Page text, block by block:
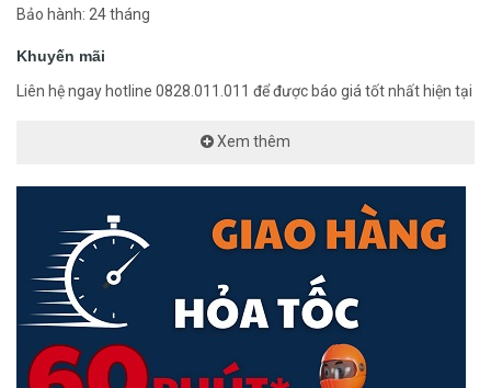
Bảo hành: 24 tháng
Khuyến mãi
Liên hệ ngay hotline 0828.011.011 để được báo giá tốt nhất hiện tại
Xem thêm